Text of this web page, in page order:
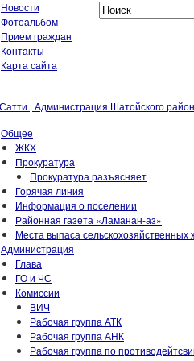
Новости
Фотоальбом
Прием граждан
Контакты
Карта сайта
Общее
ЖКХ
Прокуратура
Прокуратура разъясняет
Горячая линия
Информация о поселении
Районная газета «Ламанан-аз»
Места выпаса сельскохозяйственных
Администрация
Глава
ГО и ЧС
Комиссии
ВИЧ
Рабочая группа АТК
Рабочая группа АНК
Рабочая группа по